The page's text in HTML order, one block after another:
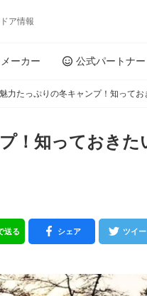
ア情報
メーカー 公式パートナー
魅力たっぷりの冬キャンプ！知って
！知っておきた
送る シェア ツイー